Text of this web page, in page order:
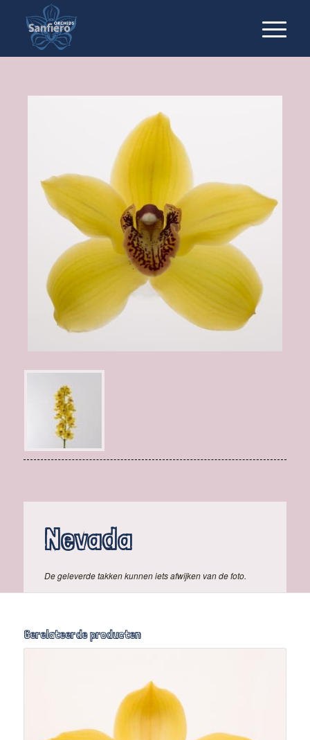
Nevada
De geleverde takken kunnen iets afwijken van de foto.
Gerelateerde producten